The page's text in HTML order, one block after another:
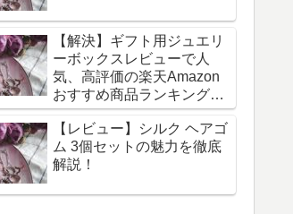
【解決】ギフト用ジュエリ
ーボックスレビューで人
気、高評価の楽天Amazon
おすすめ商品ランキングト
ップ10 - 2026年06月最新版
【レビュー】シルク ヘアゴ
ム 3個セットの魅力を徹底
解説！